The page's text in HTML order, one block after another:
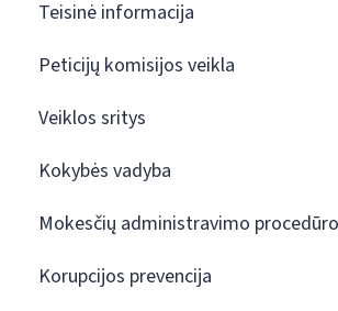
Teisinė informacija
Peticijų komisijos veikla
Veiklos sritys
Kokybės vadyba
Mokesčių administravimo
Korupcijos prevencija